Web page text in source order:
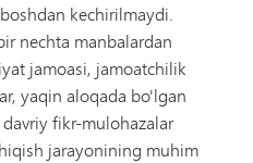
kechirilmaydi.
nechta manbalardan
jamoasi, jamoatchilik
yaqin aloqada bo'lgan
fikr-mulohazalar
jarayonining muhim